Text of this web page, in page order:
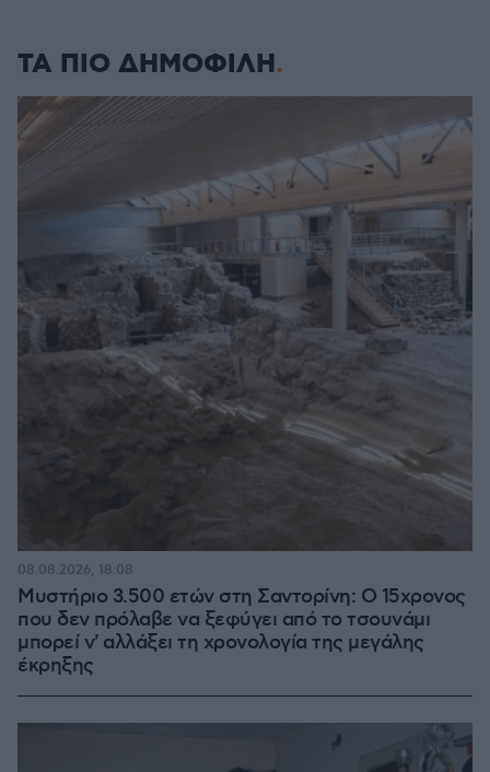
ΤΑ ΠΙΟ ΔΗΜΟΦΙΛΗ
Μυστήριο 3.500 ετών στη Σαντορίνη: Ο 15χρονος
που δεν πρόλαβε να ξεφύγει από το τσουνάμι
μπορεί ν' αλλάξει τη χρονολογία της μεγάλης
έκρηξης
08.08.2026, 18:08